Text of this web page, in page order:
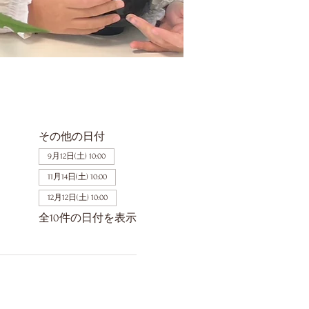
その他の日付
9月12日(土) 10:00
11月14日(土) 10:00
12月12日(土) 10:00
全10件の日付を表示